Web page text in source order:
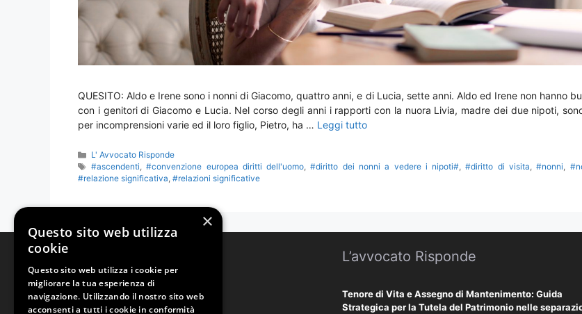
QUESITO: Aldo e Irene sono i nonni di Giacomo, quattro anni, e di Lucia, sette anni. Aldo ed Irene non hanno
con i genitori di Giacomo e Lucia. Nel corso degli anni i rapporti con la nuora Livia, madre dei due nipoti,
per incomprensioni varie ed il loro figlio, Pietro, ha … Leggi tutto
Categorie
L' Avvocato Risponde
Tag
#ascendenti,#convenzione europea diritti dell'uomo,#diritto dei nonni a vedere i nipoti#,#diritto di visita,#nonni,
#relazione significativa, #relazioni significative
Studio Legale Tonzani
Via Girolamo Tilli, 58
Perugia | Italy
L’avvocato Risponde
Tenore di Vita e Assegno di Mantenimento: Guida
Strategica per la Tutela del Patrimonio nelle
×
Questo sito web utilizza
cookie
Questo sito web utilizza i cookie per
migliorare la tua esperienza di
navigazione. Utilizzando il nostro sito web
acconsenti a tutti i cookie in conformità